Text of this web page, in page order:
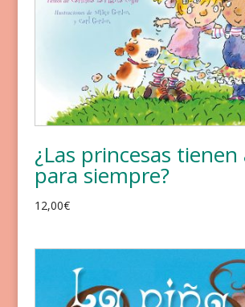
¿Las princesas tienen
para siempre?
12,00€